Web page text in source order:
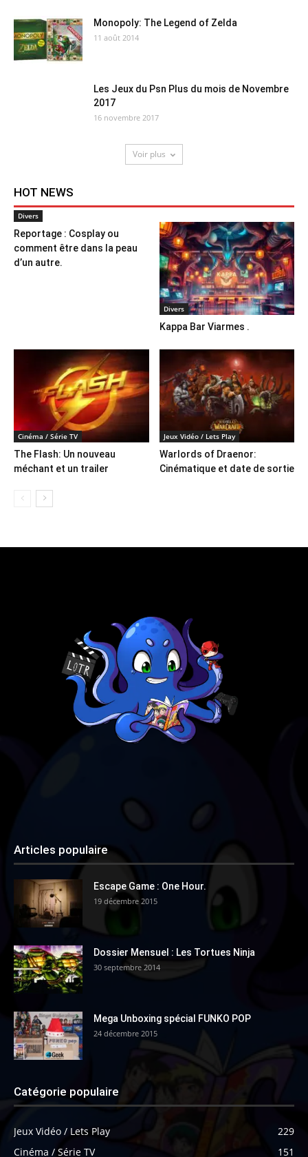
Monopoly: The Legend of Zelda
11 août 2014
Les Jeux du Psn Plus du mois de Novembre
2017
16 novembre 2017
Voir plus
HOT NEWS
Divers
Reportage : Cosplay ou
comment être dans la peau
d’un autre.
Divers
Kappa Bar Viarmes .
Cinéma / Série TV
The Flash: Un nouveau
méchant et un trailer
Jeux Vidéo / Lets Play
Warlords of Draenor:
Cinématique et date de sortie
Articles populaire
Escape Game : One Hour.
19 décembre 2015
Dossier Mensuel : Les Tortues Ninja
30 septembre 2014
Mega Unboxing spécial FUNKO POP
24 décembre 2015
Catégorie populaire
Jeux Vidéo / Lets Play
229
Cinéma / Série TV
151